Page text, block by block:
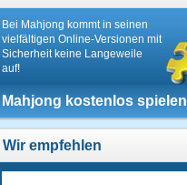
Bei Mahjong kommt in seinen
vielfältigen Online-Versionen mit
Sicherheit keine Langeweile
auf!
Mahjong kostenlos spielen
Wir empfehlen